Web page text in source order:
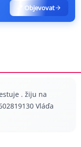
💕 Objevovat
. žiju na
Vláďa